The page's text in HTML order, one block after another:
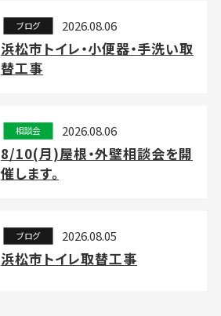
ブログ 2026.08.06
浜松市トイレ・小便器・手洗い取
替工事
相談会 2026.08.06
8/10(月)屋根・外壁相談会を開
催します。
ブログ 2026.08.05
浜松市トイレ取替工事